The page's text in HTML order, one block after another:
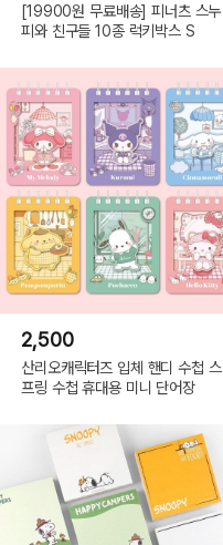
[19900원 무료배송] 피너츠 스누
피와 친구들 10종 럭키박스 S
2,500
산리오캐릭터즈 입체 핸디 수첩 스
프링 수첩 휴대용 미니 단어장